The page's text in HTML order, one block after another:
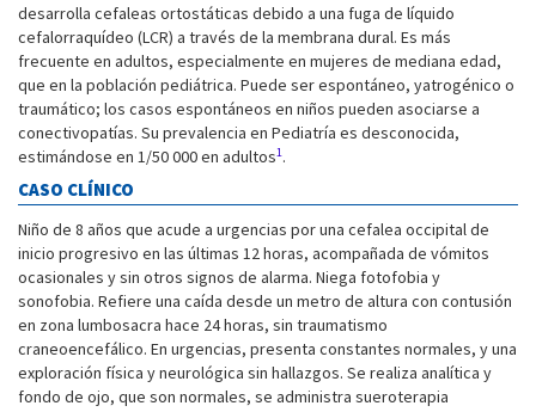
desarrolla cefaleas ortostáticas debido a una fuga de líquido
cefalorraquídeo (LCR) a través de la membrana dural. Es más
frecuente en adultos, especialmente en mujeres de mediana edad,
que en la población pediátrica. Puede ser espontáneo, yatrogénico o
traumático; los casos espontáneos en niños pueden asociarse a
conectivopatías. Su prevalencia en Pediatría es desconocida,
estimándose en 1/50 000 en adultos1.
CASO CLÍNICO
Niño de 8 años que acude a urgencias por una cefalea occipital de
inicio progresivo en las últimas 12 horas, acompañada de vómitos
ocasionales y sin otros signos de alarma. Niega fotofobia y
sonofobia. Refiere una caída desde un metro de altura con contusión
en zona lumbosacra hace 24 horas, sin traumatismo
craneoencefálico. En urgencias, presenta constantes normales, y una
exploración física y neurológica sin hallazgos. Se realiza analítica y
fondo de ojo, que son normales, se administra sueroterapia